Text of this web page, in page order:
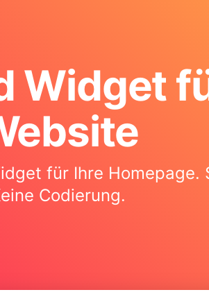
Widget
für Ihre Homepage.
Codierung.